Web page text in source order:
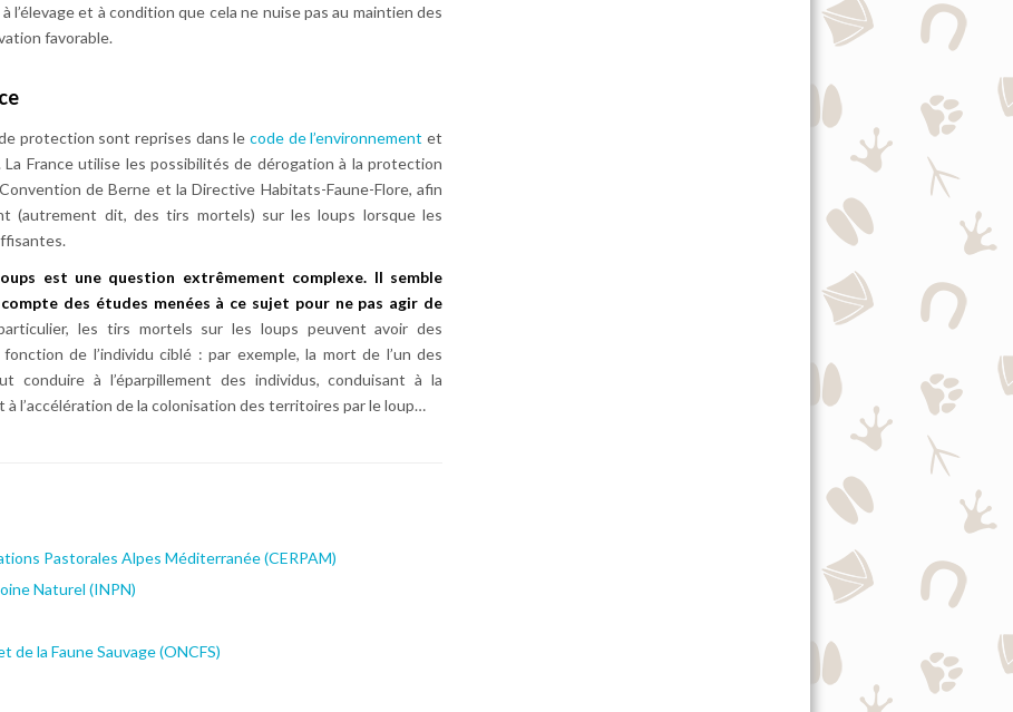
l’élevage et à condition que cela ne nuise pas au maintien des
favorable.
protection sont reprises dans lecode de l’environnement et
La France utilise les possibilités de dérogation à la protection
de Berne et la Directive Habitats-Faune-Flore, afin
(autrement dit, des tirs mortels) sur les loups lorsque les
est une question extrêmement complexe. Il semble
des études menées à ce sujet pour ne pas agir de
les tirs mortels sur les loups peuvent avoir des
de l’individu ciblé : par exemple, la mort de l’un des
conduire à l’éparpillement des individus, conduisant à la
l’accélération de la colonisation des territoires par le loup…
Pastorales Alpes Méditerranée (CERPAM)
Naturel (INPN)
de la Faune Sauvage (ONCFS)